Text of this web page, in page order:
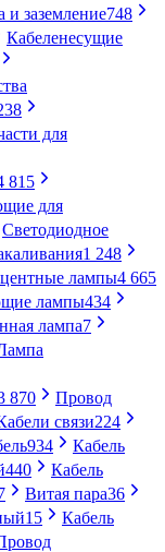
заземление748
Кабеленесущие
для
815
для
Светодиодное
1 248
лампы4 665
лампы434
лампа7
870
Провод
связи224
934
Кабель
440
Кабель
Витая пара36
15
Кабель